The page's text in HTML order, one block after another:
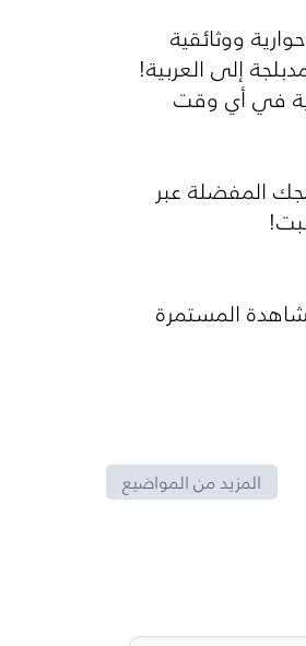
برامج حوارية ووثائقية
إلى العربية!
في أي وقت
المفضلة عبر
المستمرة
المزيد من المواضيع